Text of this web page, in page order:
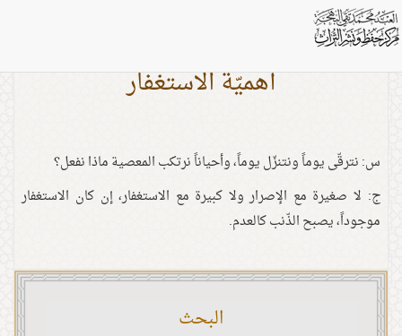
أهميّة الاستغفار
س: نترقّى يوماً ونتنزّل يوماً، وأحياناً نرتكب المعصية ماذا نفعل؟
ج: لا صغيرة مع الإصرار ولا كبيرة مع الاستغفار، إن كان الاستغفار
موجوداً، يصبح الذّنب كالعدم.
البحث